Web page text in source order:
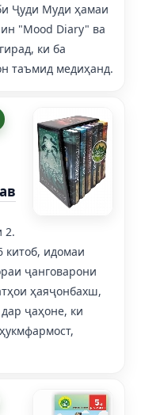
Ҷуди Муди ҳамаи
"Mood Diary" ва
ки ба
таъмид медиҳанд.
2.
идомаи
ҷанговарони
ҳаяҷонбахш,
ҷаҳоне, ки